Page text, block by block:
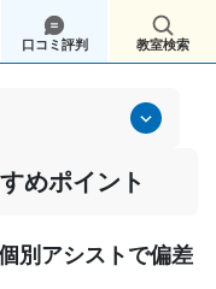
口コミ評判 教室検索
めポイント
別アシストで偏差